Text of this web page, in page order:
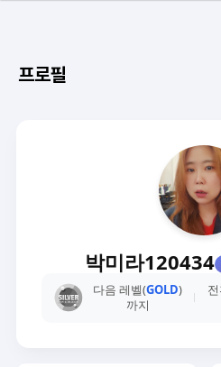
프로필
박미라120434
다음 레벨(GOLD)
까지